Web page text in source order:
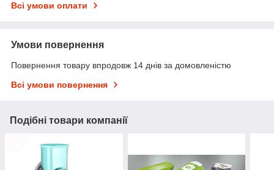
Всі умови оплати
Умови повернення
Повернення товару впродовж 14 днів за домовленістю
Всі умови повернення
Подібні товари компанії